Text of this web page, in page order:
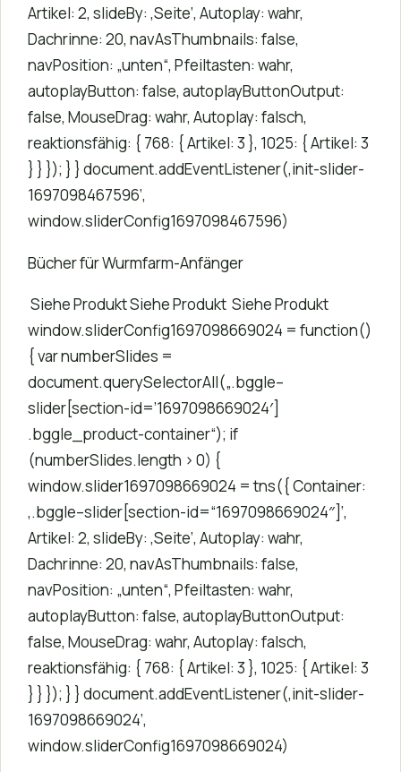
Artikel: 2, slideBy: ‚Seite‘, Autoplay: wahr,
Dachrinne: 20, navAsThumbnails: false,
navPosition: „unten“, Pfeiltasten: wahr,
autoplayButton: false, autoplayButtonOutput:
false, MouseDrag: wahr, Autoplay: falsch,
reaktionsfähig: { 768: { Artikel: 3 }, 1025: { Artikel: 3
} } }); } } document.addEventListener(‚init-slider-
1697098467596‘,
window.sliderConfig1697098467596)
Bücher für Wurmfarm-Anfänger
Siehe ProduktSiehe Produkt Siehe Produkt
window.sliderConfig1697098669024 = function()
{ var numberSlides =
document.querySelectorAll(„.bggle–
slider[section-id=’1697098669024′]
.bggle_product-container“); if
(numberSlides.length > 0) {
window.slider1697098669024 = tns({ Container:
‚.bggle–slider[section-id=“1697098669024″]‘,
Artikel: 2, slideBy: ‚Seite‘, Autoplay: wahr,
Dachrinne: 20, navAsThumbnails: false,
navPosition: „unten“, Pfeiltasten: wahr,
autoplayButton: false, autoplayButtonOutput:
false, MouseDrag: wahr, Autoplay: falsch,
reaktionsfähig: { 768: { Artikel: 3 }, 1025: { Artikel: 3
} } }); } } document.addEventListener(‚init-slider-
1697098669024‘,
window.sliderConfig1697098669024)